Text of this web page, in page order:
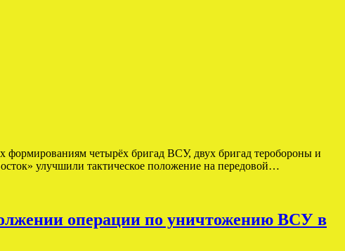
четырёх бригад ВСУ, двух бригад теробороны и
улучшили тактическое положение на передовой…
операции по уничтожению ВСУ в